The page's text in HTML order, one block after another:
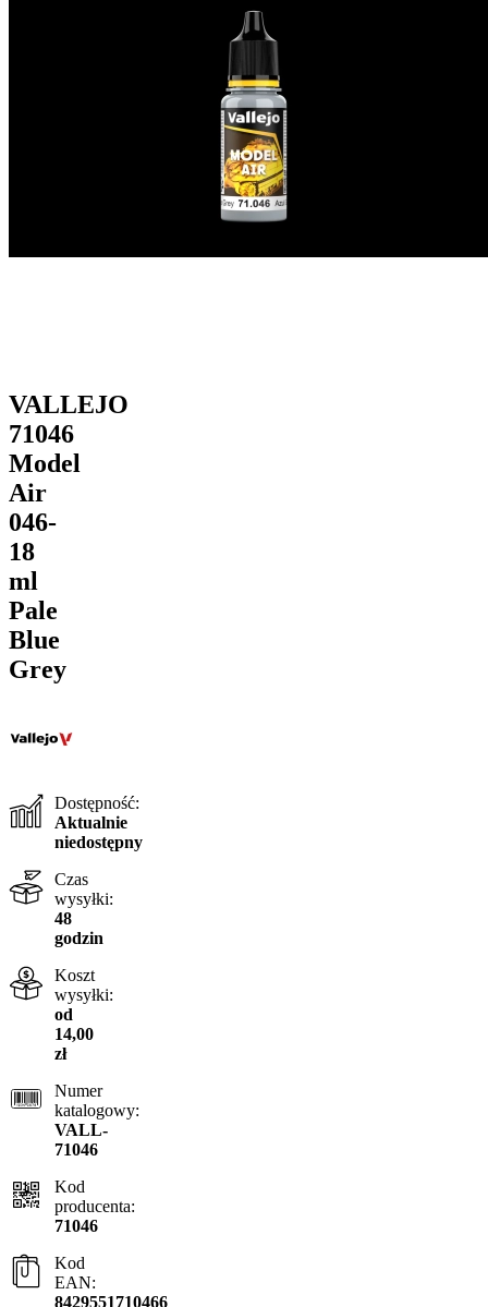
VALLEJO
71046
Model
Air
046-
18
ml
Pale
Blue
Grey
Dostępność:
Aktualnie
niedostępny
Czas
wysyłki:
48
godzin
Koszt
wysyłki:
od
14,00
zł
Numer
katalogowy:
VALL-
71046
Kod
producenta:
71046
Kod
EAN:
8429551710466